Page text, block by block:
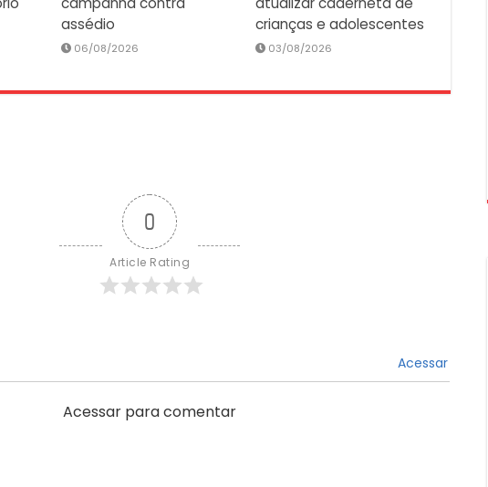
assédio
06/08/2026
crianças e adolescentes
03/08/2026
0
Article Rating
Acessar
Acessar para comentar